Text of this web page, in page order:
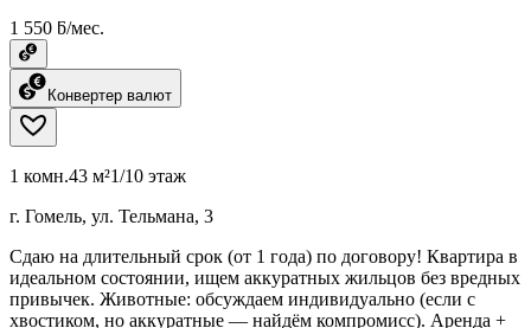
1 550 ƃ/мес.
Конвертер валют
1 комн.43 м²1/10 этаж
г. Гомель, ул. Тельмана, 3
Сдаю на длительный срок (от 1 года) по договору! Квартира в
идеальном состоянии, ищем аккуратных жильцов без вредных
привычек. Животные: обсуждаем индивидуально (если с
хвостиком, но аккуратные — найдём компромисс). Аренда +